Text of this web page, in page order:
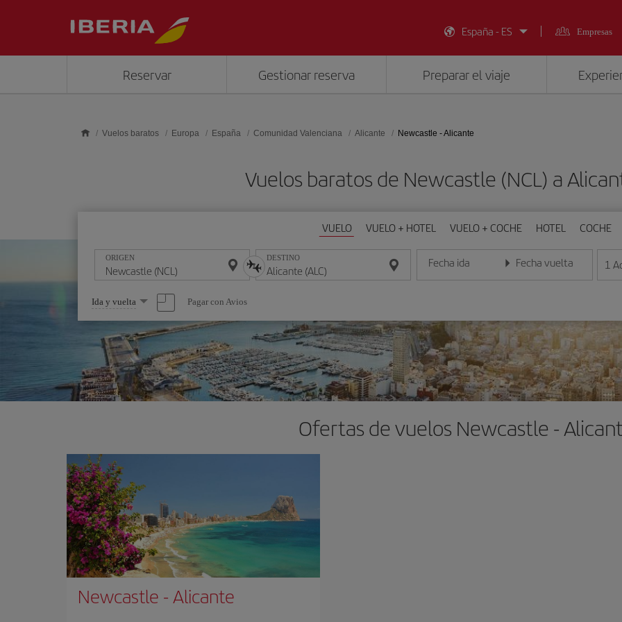
España - ES
Empresas
Reservar Gestionar reserva Preparar el viaje
Vuelos baratos Europa España Comunidad Valenciana Alicante Newcastle - Alicante
Vuelos baratos de Newcastle (NCL) a
VUELO VUELO + HOTEL VUELO + COCHE HOTEL COCHE
ORIGEN DESTINO Fecha ida
Introduce la fecha en formato día/mes/año
Fecha vuelta
Introduce la fecha en 1
Seleccione
una
opción
Ida y vuelta Pagar con Avios
Ofertas de vuelos Newcastle -
Newcastle -Alicante